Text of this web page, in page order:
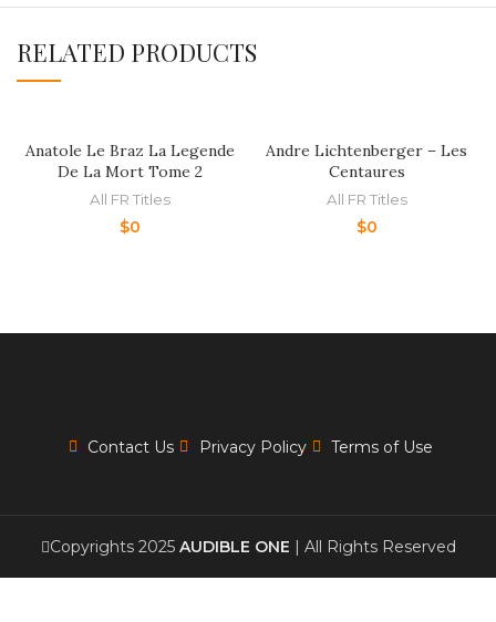
RELATED PRODUCTS
Anatole Le Braz La Legende
De La Mort Tome 2
All FR Titles
$0
Andre Lichtenberger – Les
Centaures
All FR Titles
$0
Contact Us Privacy Policy Terms of Use
Copyrights 2025 AUDIBLE ONE | All Rights Reserved